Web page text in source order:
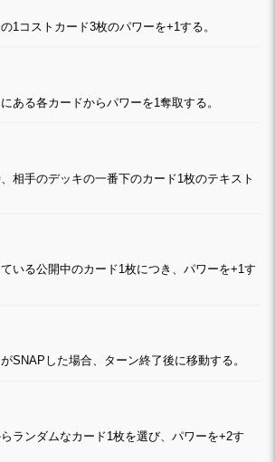
1コストカード3枚のパワーを+1する。
ある各カードからパワーを1奪取する。
相手のデッキの一番下のカード1枚のテキスト
いる公開中のカード1枚につき、パワーを+1す
SNAPした場合、ターン終了後に移動する。
ランダムなカード1枚を選び、パワーを+2す